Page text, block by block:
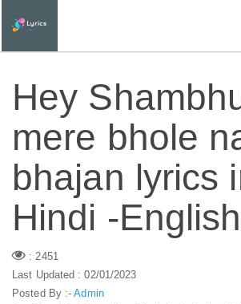
Hey
mere bhole
bhajan lyrics
Hindi -English
: 2451
Last Updated : 02/01/2023
Posted By :-Admin